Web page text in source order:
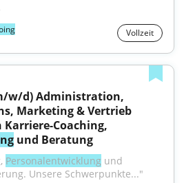
Vollzeit
w/d) Administration,
Marketing & Vertrieb
und Beratung
Personalentwicklung und
Unsere Schwerpunkte..."